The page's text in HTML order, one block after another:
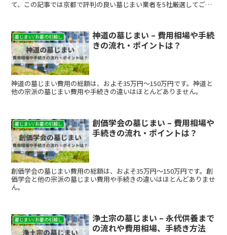
て、この記事では京都で評判の良い墓じまい業者を5社厳選してご紹
墓じまい/お墓の引越し
神道の墓じまい – 費用相場や手続
きの流れ・ポイントは？
神道の墓じまい費用の総額は、およそ35万円～150万円です。神道と
他の宗派の墓じまい費用や手続きの違いはほとんどありません。
墓じまい/お墓の引越し
創価学会の墓じまい – 費用相場や
手続きの流れ・ポイントは？
創価学会の墓じまい費用の総額は、およそ35万円～150万円です。創
価学会と他の宗派の墓じまい費用や手続きの違いはほとんどありませ
ん。
墓じまい/お墓の引越し
浄土宗の墓じまい – 永代供養まで
の流れや費用相場、手続き方法